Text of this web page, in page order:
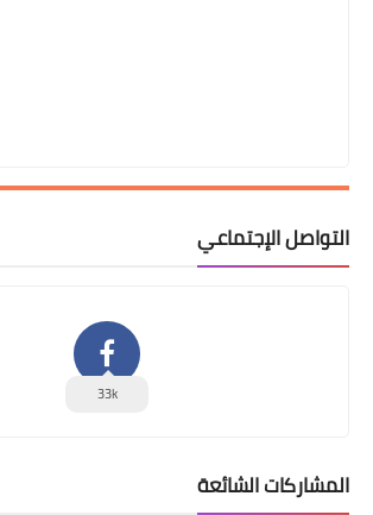
التواصل الإجتماعي
33k
المشاركات الشائعة